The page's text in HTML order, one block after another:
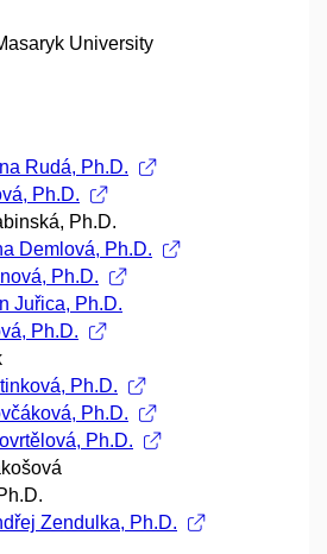
University
Rudá, Ph.D.
Ph.D.
Ph.D.
Demlová, Ph.D.
Ph.D.
Juřica, Ph.D.
Ph.D.
Ph.D.
Ph.D.
Ph.D.
Zendulka, Ph.D.